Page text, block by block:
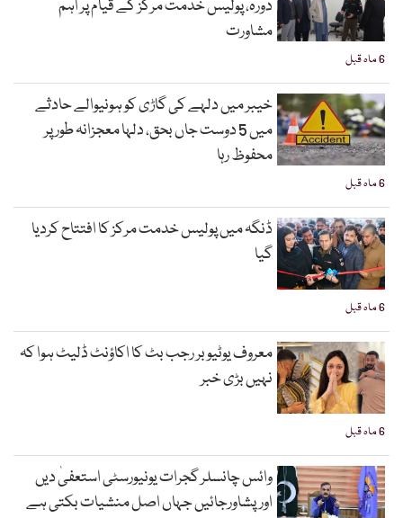
6 ماہ قبل
دورہ، پولیس خدمت مرکز کے قیام پر اہم
مشاورت
6 ماہ قبل
خیبر میں دلہے کی گاڑی کو ہونیوالے حادثے
میں 5 دوست جاں بحق، دلہا معجزانہ طور پر
محفوظ رہا
6 ماہ قبل
ڈنگہ میں پولیس خدمت مرکز کا افتتاح کردیا
گیا
6 ماہ قبل
معروف یوٹیوبر رجب بٹ کا اکاؤنٹ ڈلیٹ ہوا کہ
نہیں بڑی خبر
وائس چانسلر گجرات یونیورسٹی استعفیٰ دیں
اورپشاورجائیں جہاں اصل منشیات بکتی ہے